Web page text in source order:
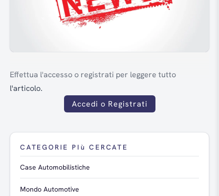
Effettua l'accesso o registrati per leggere tutto
l'articolo.
Accedi o Registrati
CATEGORIE PIù CERCATE
Case Automobilistiche
Mondo Automotive